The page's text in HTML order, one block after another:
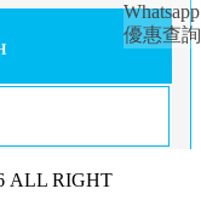
Whatsapp
優惠查詢
ALL RIGHT